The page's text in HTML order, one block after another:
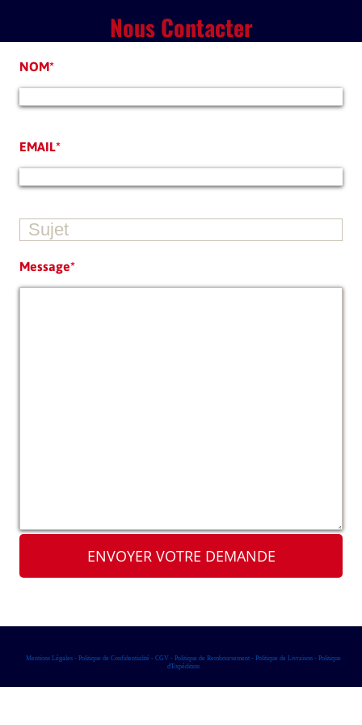
Nous Contacter
NOM*
EMAIL*
Message*
ENVOYER VOTRE DEMANDE
Mentions Légales- Politique de Confidentialité- CGV- Politique de Remboursement- Politique de Livraison- Politique
d'Expédition